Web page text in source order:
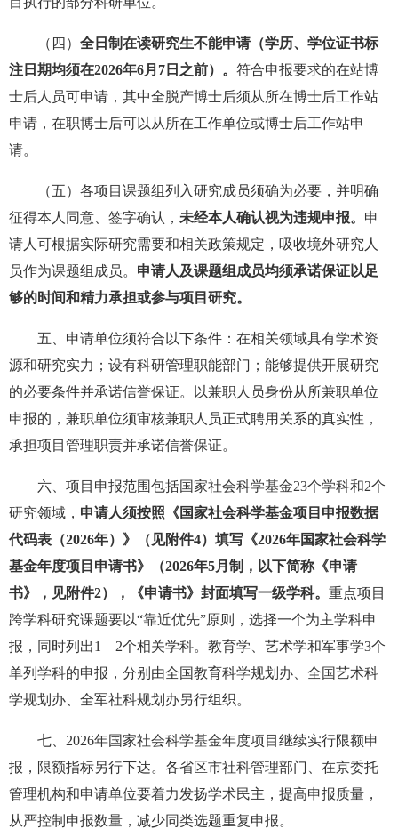
（四） 全日制在读研究生不能申请（学历、学位证书标
注日期均须在2026年6月7日之前）。 符合申报要求的在站博
士后人员可申请，其中全脱产博士后须从所在博士后工作站
申请，在职博士后可以从所在工作单位或博士后工作站申
请。
（五）各项目课题组列入研究成员须确为必要，并明确
征得本人同意、签字确认， 未经本人确认视为违规申报。 申
请人可根据实际研究需要和相关政策规定，吸收境外研究人
员作为课题组成员。 申请人及课题组成员均须承诺保证以足
够的时间和精力承担或参与项目研究。
五、申请单位须符合以下条件：在相关领域具有学术资
源和研究实力；设有科研管理职能部门；能够提供开展研究
的必要条件并承诺信誉保证。以兼职人员身份从所兼职单位
申报的，兼职单位须审核兼职人员正式聘用关系的真实性，
承担项目管理职责并承诺信誉保证。
六、项目申报范围包括国家社会科学基金23个学科和2个
研究领域， 申请人须按照《国家社会科学基金项目申报数据
代码表（2026年）》（见附件4）填写《2026年国家社会科学
基金年度项目申请书》（2026年5月制，以下简称《申请
书》，见附件2），《申请书》封面填写一级学科。 重点项目
跨学科研究课题要以“靠近优先”原则，选择一个为主学科申
报，同时列出1—2个相关学科。教育学、艺术学和军事学3个
单列学科的申报，分别由全国教育科学规划办、全国艺术科
学规划办、全军社科规划办另行组织。
七、2026年国家社会科学基金年度项目继续实行限额申
报，限额指标另行下达。各省区市社科管理部门、在京委托
管理机构和申请单位要着力发扬学术民主，提高申报质量，
从严控制申报数量，减少同类选题重复申报。